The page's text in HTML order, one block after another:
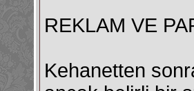
REKLAM VE
Kehanetten